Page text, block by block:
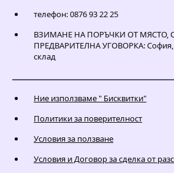
телефон: 0876 93 22 25
ВЗИМАНЕ НА ПОРЪЧКИ ОТ МЯСТО,
ПРЕДВАРИТЕЛНА УГОВОРКА: София,
склад
Ние използваме " Бисквитки"
Политики за поверителност
Условия за ползване
Условия и Договор за сделка от